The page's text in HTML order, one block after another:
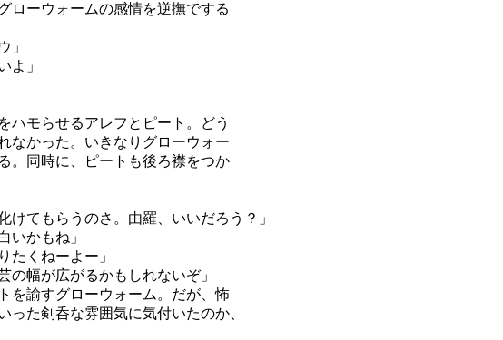
ローウォームの感情を逆撫でする
」
よ」
モらせるアレフとピート。どう
なかった。いきなりグローウォー
。同時に、ピートも後ろ襟をつか
けてもらうのさ。由羅、いいだろう？」
いかもね」
たくねーよー」
の幅が広がるかもしれないぞ」
を諭すグローウォーム。だが、怖
った剣呑な雰囲気に気付いたのか、